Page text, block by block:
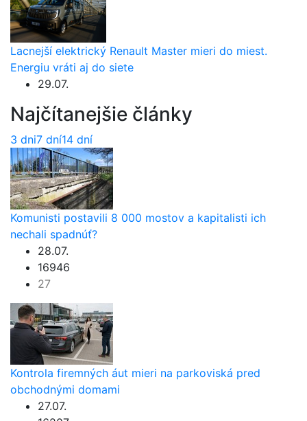
Lacnejší elektrický Renault Master mieri do miest.
Energiu vráti aj do siete
29.07.
Najčítanejšie články
3 dni7 dní14 dní
Komunisti postavili 8 000 mostov a kapitalisti ich
nechali spadnúť?
28.07.
16946
27
Kontrola firemných áut mieri na parkoviská pred
obchodnými domami
27.07.